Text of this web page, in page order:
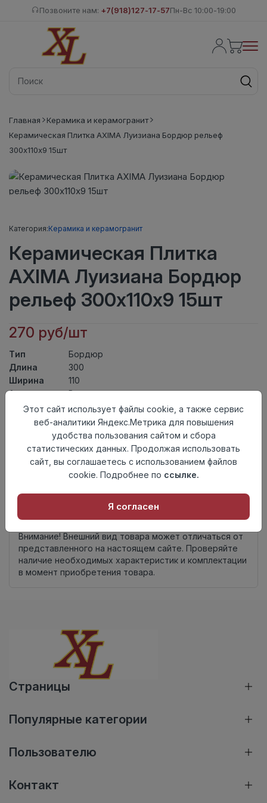
Позвоните нам: +7(918)127-17-57Пн-Вс 10:00-19:00
Главная
Керамика и керамогранит
Керамическая Плитка AXIMA Луизиана Бордюр рельеф
300х110х9 15шт
Категория:Керамика и керамогранит
Керамическая Плитка
AXIMA Луизиана Бордюр
рельеф 300х110х9 15шт
270 руб/шт
Тип
Бордюр
Длина
300
Ширина
110
АктуальностьВыведен из ассортимента
Товарная
группа
Керамическая Плитка
9
Поверхность глянцевая
Страна
происхождения
Россия
Осталось16 шт
Внимание! Внешний вид товара может отличаться от
представленного на настоящем сайте. Проверяйте
наличие необходимых характеристик и комплектации
в момент приобретения товара.
Страницы
Популярные категории
Пользователю
Контакт
Этот сайт использует файлы cookie, а также сервис
веб-аналитики Яндекс.Метрика для повышения
удобства пользования сайтом и сбора
статистических данных. Продолжая использовать
сайт, вы соглашаетесь с использованием файлов
cookie. Подробнее по ссылке.
Я согласен